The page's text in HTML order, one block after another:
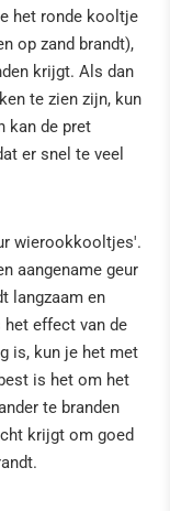
het ronde kooltje
op zand brandt),
krijgt. Als dan
te zien zijn, kun
kan de pret
er snel te veel
wierookkooltjes'.
aangename geur
langzaam en
effect van de
is, kun je het met
is het om het
te branden
krijgt om goed